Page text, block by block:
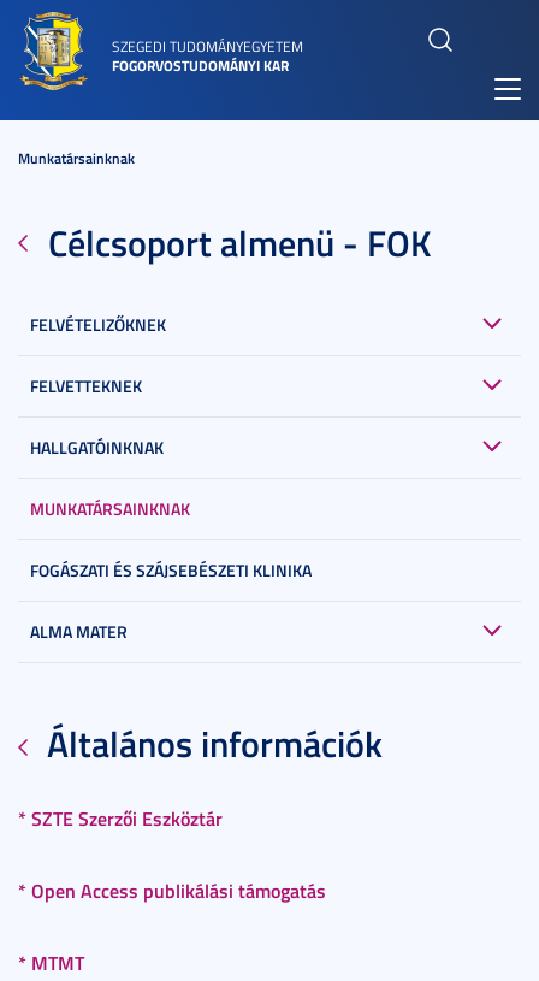
SZEGEDI TUDOMÁNYEGYETEM
FOGORVOSTUDOMÁNYI KAR
Munkatársainknak
Célcsoport almenü - FOK
FELVÉTELIZŐKNEK
FELVETTEKNEK
HALLGATÓINKNAK
MUNKATÁRSAINKNAK
FOGÁSZATI ÉS SZÁJSEBÉSZETI KLINIKA
ALMA MATER
Általános információk
* SZTE Szerzői Eszköztár
* Open Access publikálási támogatás
* MTMT